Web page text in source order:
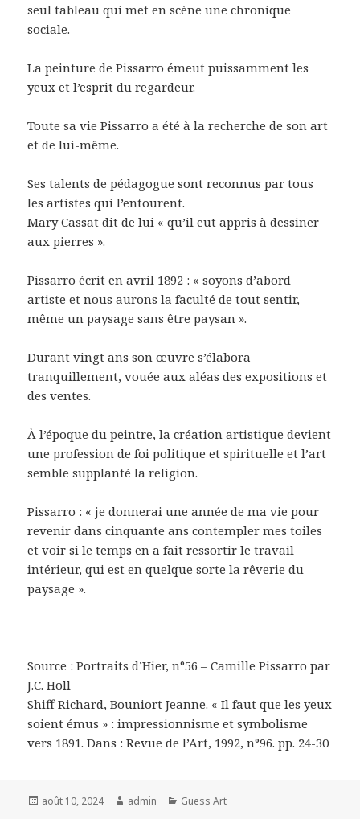
seul tableau qui met en scène une chronique
sociale.
La peinture de Pissarro émeut puissamment les
yeux et l’esprit du regardeur.
Toute sa vie Pissarro a été à la recherche de son art
et de lui-même.
Ses talents de pédagogue sont reconnus par tous
les artistes qui l’entourent.
Mary Cassat dit de lui « qu’il eut appris à dessiner
aux pierres ».
Pissarro écrit en avril 1892 : « soyons d’abord
artiste et nous aurons la faculté de tout sentir,
même un paysage sans être paysan ».
Durant vingt ans son œuvre s’élabora
tranquillement, vouée aux aléas des expositions et
des ventes.
À l’époque du peintre, la création artistique devient
une profession de foi politique et spirituelle et l’art
semble supplanté la religion.
Pissarro : « je donnerai une année de ma vie pour
revenir dans cinquante ans contempler mes toiles
et voir si le temps en a fait ressortir le travail
intérieur, qui est en quelque sorte la rêverie du
paysage ».
Source : Portraits d’Hier, n°56 – Camille Pissarro par
J.C. Holl
Shiff Richard, Bouniort Jeanne. « Il faut que les yeux
soient émus » : impressionnisme et symbolisme
vers 1891. Dans : Revue de l’Art, 1992, n°96. pp. 24-30
Posted
août 10, 2024 Author
admin Categories
Guess Art